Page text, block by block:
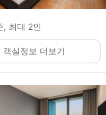
, 최대 2인
객실정보 더보기